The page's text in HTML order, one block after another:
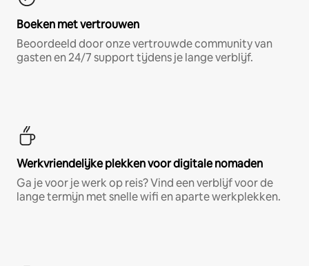
Boeken met vertrouwen
Beoordeeld door onze vertrouwde community van
gasten en 24/7 support tijdens je lange verblijf.
Werkvriendelijke plekken voor digitale nomaden
Ga je voor je werk op reis? Vind een verblijf voor de
lange termijn met snelle wifi en aparte werkplekken.